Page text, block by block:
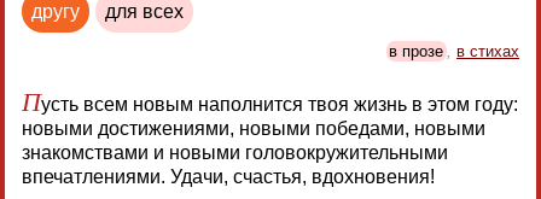
другу для всех
в прозе в стихах
Пусть всем новым наполнится твоя жизнь в этом году:
новыми достижениями, новыми победами, новыми
знакомствами и новыми головокружительными
впечатлениями. Удачи, счастья, вдохновения!